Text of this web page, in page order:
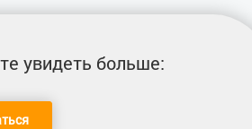
увидеть больше: